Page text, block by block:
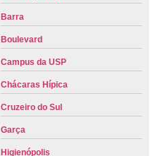
Barra
Boulevard
Campus da USP
Chácaras Hípica
Cruzeiro do Sul
Garça
Higienópolis